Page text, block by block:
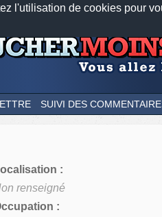
l'utilisation de cookies pour
Nos applications
SUIVI DES
:
renseigné
: